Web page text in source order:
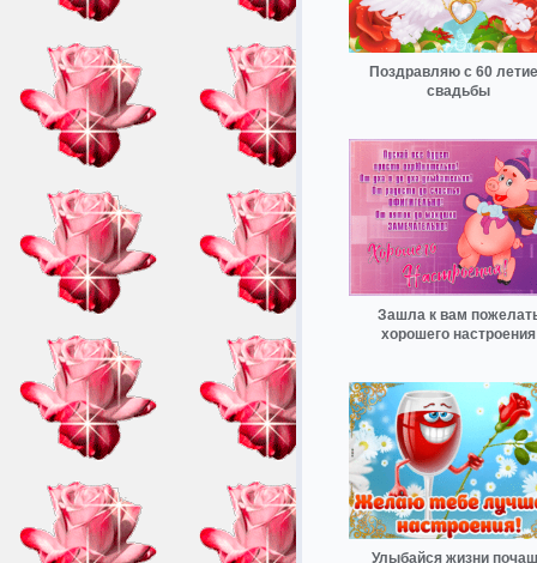
Поздравляю с 60
свадьбы
Зашла к вам
хорошего настроения
Улыбайся жизни